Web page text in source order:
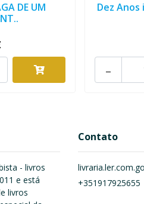
DE UM
Dez Anos
-
- livros
e está
livros
Contato
+351917925655